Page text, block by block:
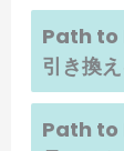
Path to
引き換
Path to